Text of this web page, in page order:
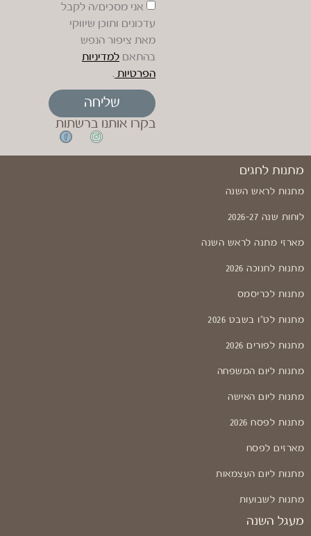
אני מסכים/ה לקבל
עדכונים ותוכן שיווקי
מאת ציפור הנפש
בהתאם למדיניות
הפרטיות .
שליחה
בקרו אותנו ברשתות
מתנות לחגים
מתנות לראש השנה
לוחות שנה 2026-27
מארזי מתנה לראש השנה
מתנות לחנוכה 2026
מתנות לכריסמס
מתנות לט"ו בשבט 2026
מתנות לפורים 2026
מתנות ליום המשפחה
מתנות ליום האישה
מתנות לפסח 2026
מארזים לפסח
מתנות ליום העצמאות
מתנות לשבועות
מעגל השנה